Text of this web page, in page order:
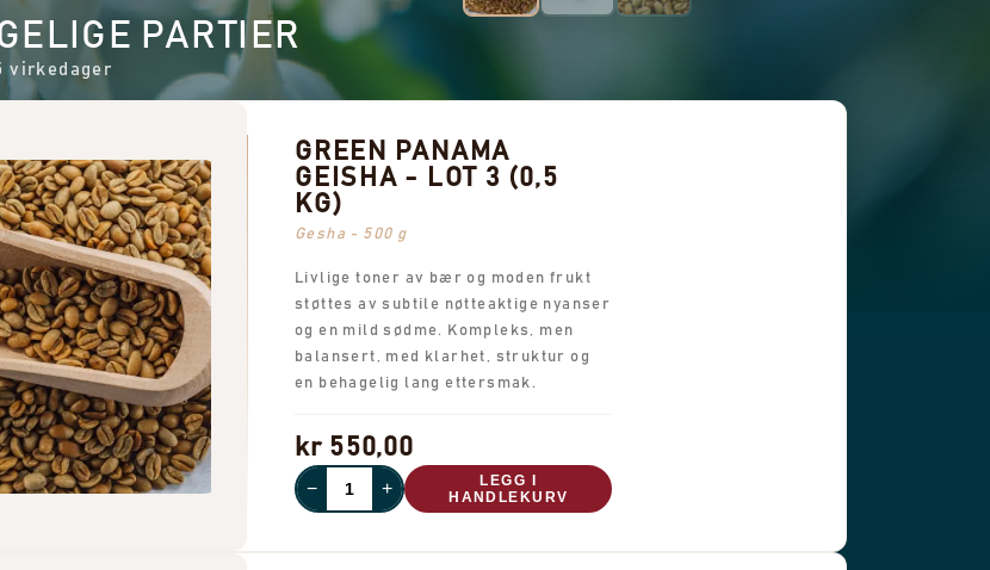
PARTIER
virkedager
GREEN PANAMA
GEISHA - LOT 3 (0,5
KG)
Gesha - 500 g
Livlige toner av bær og moden frukt
støttes av subtile nøtteaktige nyanser
og en mild sødme. Kompleks, men
balansert, med klarhet, struktur og
en behagelig lang ettersmak.
kr 550,00
− +
LEGG I
HANDLEKURV